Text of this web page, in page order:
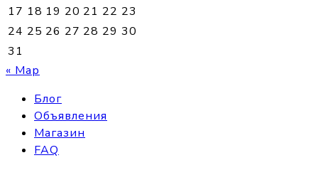
17 18 19 20 21 22 23
24 25 26 27 28 29 30
31
« Мар
Блог
Объявления
Магазин
FAQ